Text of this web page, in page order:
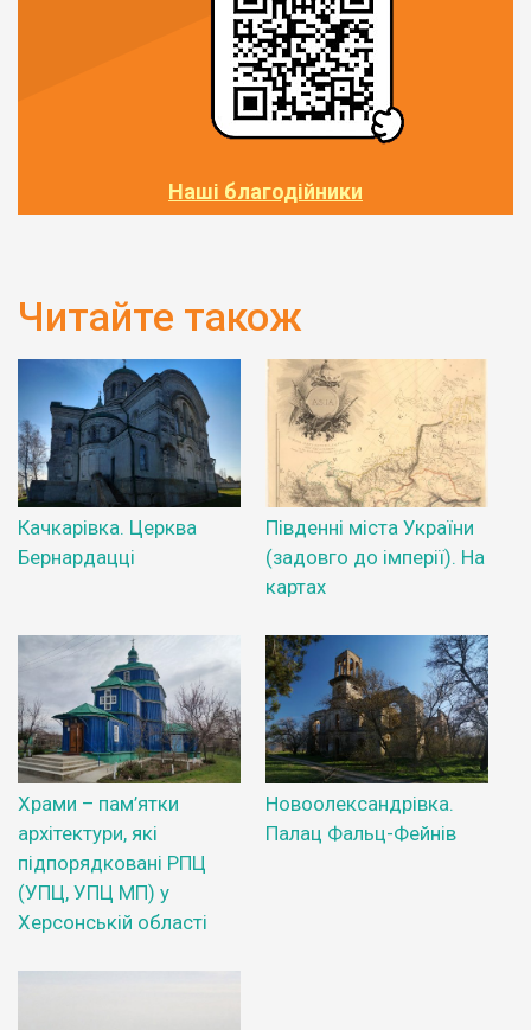
Наші благодійники
Читайте також
Качкарівка. Церква
Бернардацці
Південні міста України
(задовго до імперії). На
картах
Храми – пам’ятки
архітектури, які
підпорядковані РПЦ
(УПЦ, УПЦ МП) у
Херсонській області
Новоолександрівка.
Палац Фальц-Фейнів